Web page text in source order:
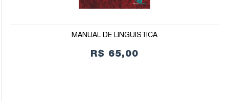
MANUAL DE LINGUÍSTICA
R$ 65,00